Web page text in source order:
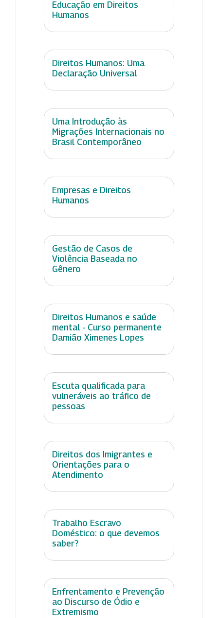
Educação em Direitos
Humanos
Direitos Humanos: Uma
Declaração Universal
Uma Introdução às
Migrações Internacionais no
Brasil Contemporâneo
Empresas e Direitos
Humanos
Gestão de Casos de
Violência Baseada no
Gênero
Direitos Humanos e saúde
mental - Curso permanente
Damião Ximenes Lopes
Escuta qualificada para
vulneráveis ao tráfico de
pessoas
Direitos dos Imigrantes e
Orientações para o
Atendimento
Trabalho Escravo
Doméstico: o que devemos
saber?
Enfrentamento e Prevenção
ao Discurso de Ódio e
Extremismo